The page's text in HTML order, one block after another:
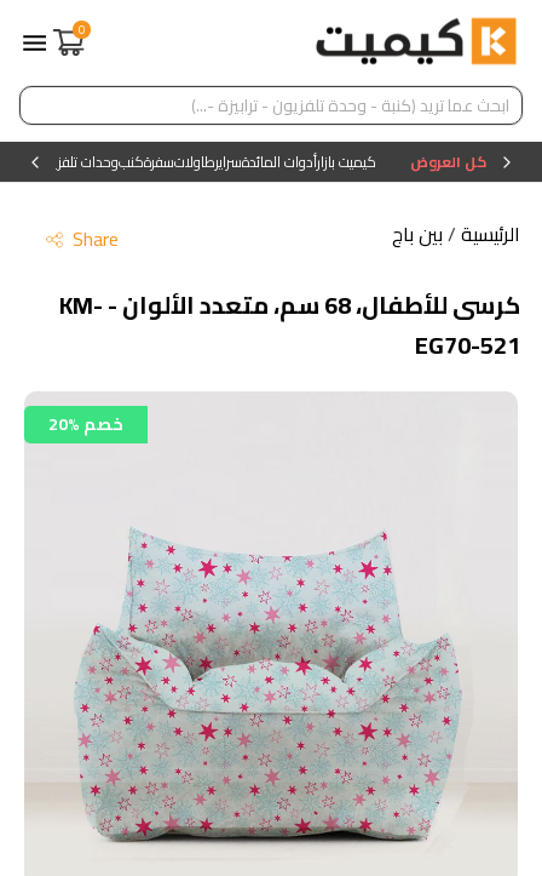
0
كل العروض كيميت بازارأدوات المائدةسرايرطاولاتسفرةكنبوحدات تلفزيون
الرئيسية/بين باج Share
كرسى للأطفال، 68 سم، متعدد الألوان - KM-
EG70-521
20% خصم